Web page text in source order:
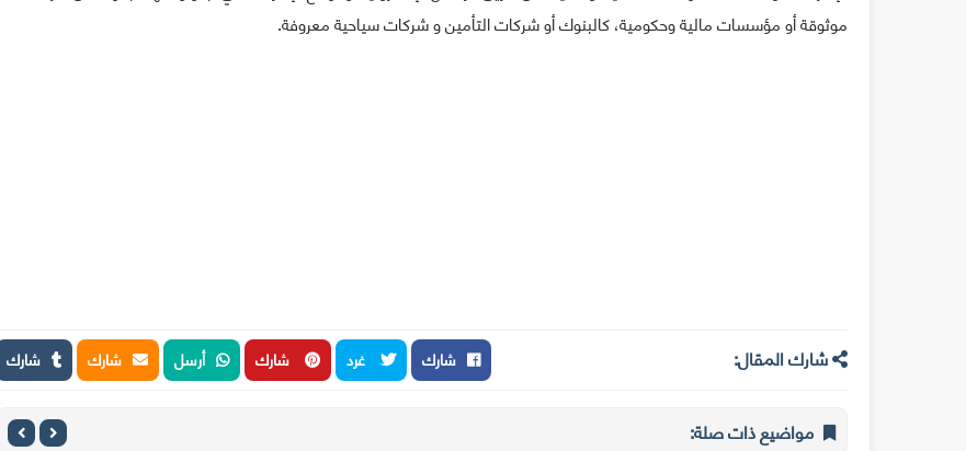
موثوقة أو مؤسسات مالية وحكومية، كالبنوك أو شركات التأمين و شركات سياحية معروفة.
شارك المقال: شارك غرد شارك أرسل شارك شارك
مواضيع ذات صلة: